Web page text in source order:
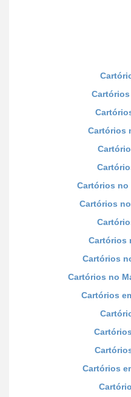
Cartórios
Cartórios
Cartórios no
Cartórios
Cartórios
Cartórios
Cartórios no
Cartórios
Cartórios